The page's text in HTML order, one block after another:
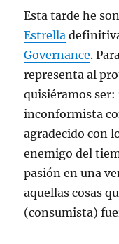
Esta tarde he
Estrella
Governance.
representa al
quisiéramos
inconformista
agradecido con
enemigo del
pasión en una
aquellas cosas
(consumista)